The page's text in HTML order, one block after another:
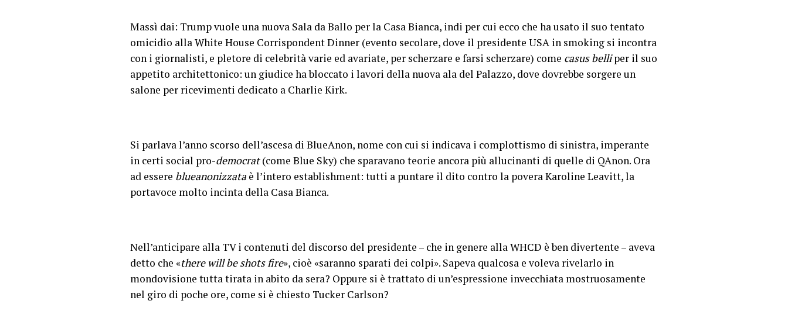
Massì dai: Trump vuole una nuova Sala da Ballo per la Casa Bianca, indi per cui ecco che ha usato il suo tentato
omicidio alla White House Corrispondent Dinner (evento secolare, dove il presidente USA in smoking si incontra
con i giornalisti, e pletore di celebrità varie ed avariate, per scherzare e farsi scherzare) come casus belliper il suo
appetito architettonico: un giudice ha bloccato i lavori della nuova ala del Palazzo, dove dovrebbe sorgere un
salone per ricevimenti dedicato a Charlie Kirk.
Si parlava l’anno scorso dell’ascesa di BlueAnon, nome con cui si indicava i complottismo di sinistra, imperante
in certi social pro-democrat(come Blue Sky) che sparavano teorie ancora più allucinanti di quelle di QAnon. Ora
ad essere blueanonizzata è l’intero establishment: tutti a puntare il dito contro la povera Karoline Leavitt, la
portavoce molto incinta della Casa Bianca.
Nell’anticipare alla TV i contenuti del discorso del presidente – che in genere alla WHCD è ben divertente – aveva
detto che «there will be shots fire», cioè «saranno sparati dei colpi». Sapeva qualcosa e voleva rivelarlo in
mondovisione tutta tirata in abito da sera? Oppure si è trattato di un’espressione invecchiata mostruosamente
nel giro di poche ore, come si è chiesto Tucker Carlson?